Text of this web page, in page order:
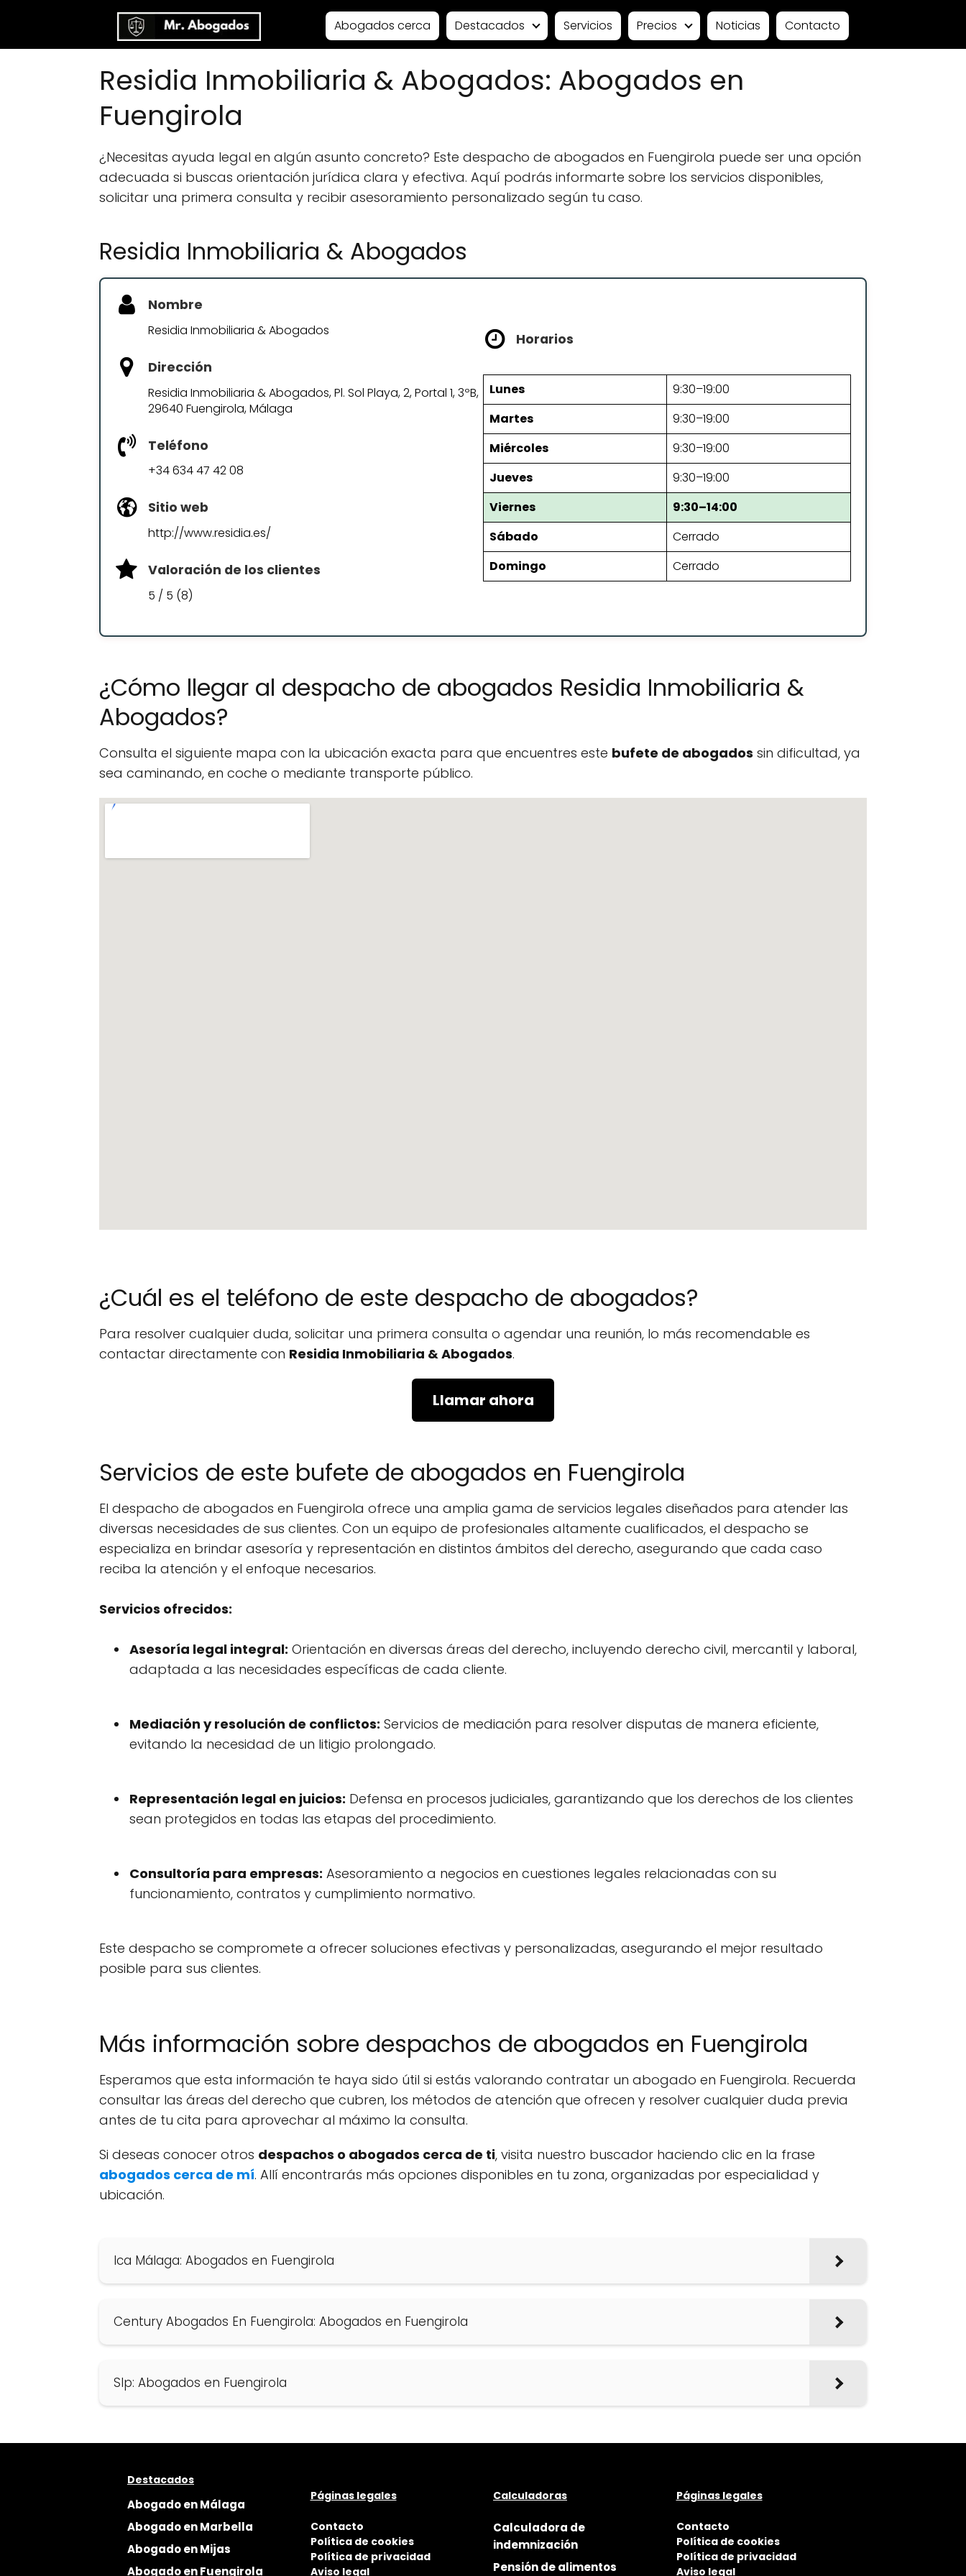
Abogados cerca Destacados Servicios Precios Noticias Contacto
Residia Inmobiliaria & Abogados: Abogados en
Fuengirola
¿Necesitas ayuda legal en algún asunto concreto? Este despacho de abogados en Fuengirola puede ser una opción
adecuada si buscas orientación jurídica clara y efectiva. Aquí podrás informarte sobre los servicios disponibles,
solicitar una primera consulta y recibir asesoramiento personalizado según tu caso.
Residia Inmobiliaria & Abogados
Nombre
Residia Inmobiliaria & Abogados
Dirección
Residia Inmobiliaria & Abogados, Pl. Sol Playa, 2, Portal 1, 3ºB,
29640 Fuengirola, Málaga
Teléfono
+34 634 47 42 08
Sitio web
http://www.residia.es/
Valoración de los clientes
5 / 5 (8)
Horarios
Lunes
9:30–19:00
Martes
9:30–19:00
Miércoles
9:30–19:00
Jueves
9:30–19:00
Viernes
9:30–14:00
Sábado
Cerrado
Domingo
Cerrado
¿Cómo llegar al despacho de abogados Residia Inmobiliaria &
Abogados?
Consulta el siguiente mapa con la ubicación exacta para que encuentres este bufete de abogados sin dificultad, ya
sea caminando, en coche o mediante transporte público.
¿Cuál es el teléfono de este despacho de abogados?
Para resolver cualquier duda, solicitar una primera consulta o agendar una reunión, lo más recomendable es
contactar directamente con Residia Inmobiliaria & Abogados.
Llamar ahora
Servicios de este bufete de abogados en Fuengirola
El despacho de abogados en Fuengirola ofrece una amplia gama de servicios legales diseñados para atender las
diversas necesidades de sus clientes. Con un equipo de profesionales altamente cualificados, el despacho se
especializa en brindar asesoría y representación en distintos ámbitos del derecho, asegurando que cada caso
reciba la atención y el enfoque necesarios.
Servicios ofrecidos:
Asesoría legal integral: Orientación en diversas áreas del derecho, incluyendo derecho civil, mercantil y laboral,
adaptada a las necesidades específicas de cada cliente.
Mediación y resolución de conflictos: Servicios de mediación para resolver disputas de manera eficiente,
evitando la necesidad de un litigio prolongado.
Representación legal en juicios: Defensa en procesos judiciales, garantizando que los derechos de los clientes
sean protegidos en todas las etapas del procedimiento.
Consultoría para empresas: Asesoramiento a negocios en cuestiones legales relacionadas con su
funcionamiento, contratos y cumplimiento normativo.
Este despacho se compromete a ofrecer soluciones efectivas y personalizadas, asegurando el mejor resultado
posible para sus clientes.
Más información sobre despachos de abogados en Fuengirola
Esperamos que esta información te haya sido útil si estás valorando contratar un abogado en Fuengirola. Recuerda
consultar las áreas del derecho que cubren, los métodos de atención que ofrecen y resolver cualquier duda previa
antes de tu cita para aprovechar al máximo la consulta.
Si deseas conocer otros despachos o abogados cerca de ti, visita nuestro buscador haciendo clic en la frase
abogados cerca de mí. Allí encontrarás más opciones disponibles en tu zona, organizadas por especialidad y
ubicación.
Ica Málaga: Abogados en Fuengirola
Century Abogados En Fuengirola: Abogados en Fuengirola
Slp: Abogados en Fuengirola
Destacados
Abogado en Málaga
Abogado en Marbella
Abogado en Mijas
Abogado en Fuengirola
Páginas legales
Contacto
Política de cookies
Política de privacidad
Aviso legal
Calculadoras
Calculadora de
indemnización
Pensión de alimentos
Páginas legales
Contacto
Política de cookies
Política de privacidad
Aviso legal